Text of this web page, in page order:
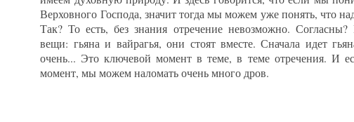
Верховного Господа, значит тогда мы можем уже понять, что
Так? То есть, без знания отречение невозможно.
вещи: гьяна и вайрагья, они стоят вместе. Сначала идет
очень... Это ключевой момент в теме, в теме отречения. И
момент, мы можем наломать очень много дров.